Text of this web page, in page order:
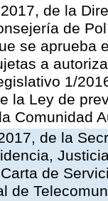
de la
de
se aprueba
a
1/
la Ley de
Comunidad
de la
de
de